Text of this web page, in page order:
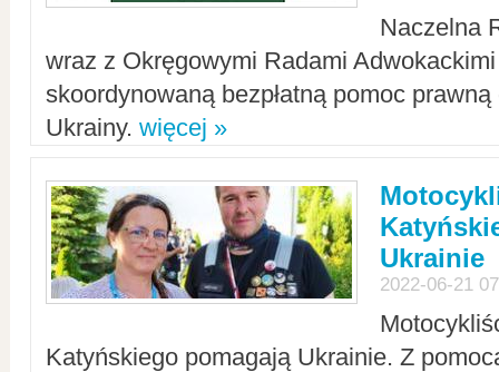
Naczelna
wraz z Okręgowymi Radami Adwokackimi
skoordynowaną bezpłatną pomoc
Ukrainy. więcej »
Ukrainie
2022-06-21
Katyńskiego pomagają Ukrainie. Z